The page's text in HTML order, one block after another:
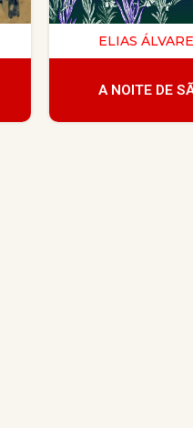
ELIAS
A NOITE DE